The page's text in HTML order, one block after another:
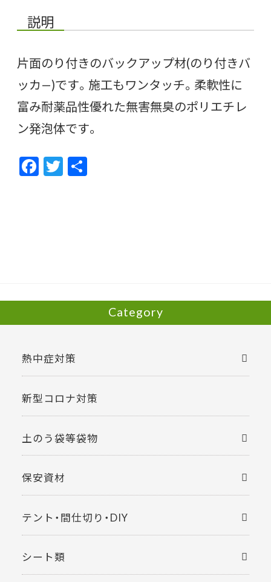
説明
片面のり付きのバックアップ材(のり付きバ
ッカ—)です。施工もワンタッチ。柔軟性に
富み耐薬品性優れた無害無臭のポリエチレ
ン発泡体です。
F
ac
T
w
Category
熱中症対策
新型コロナ対策
土のう袋等袋物
保安資材
テント・間仕切り・DIY
シート類